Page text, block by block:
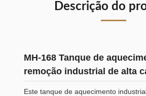
Descrição do
MH-168 Tanque de
remoção industrial de alta
Este tanque de aquecimento